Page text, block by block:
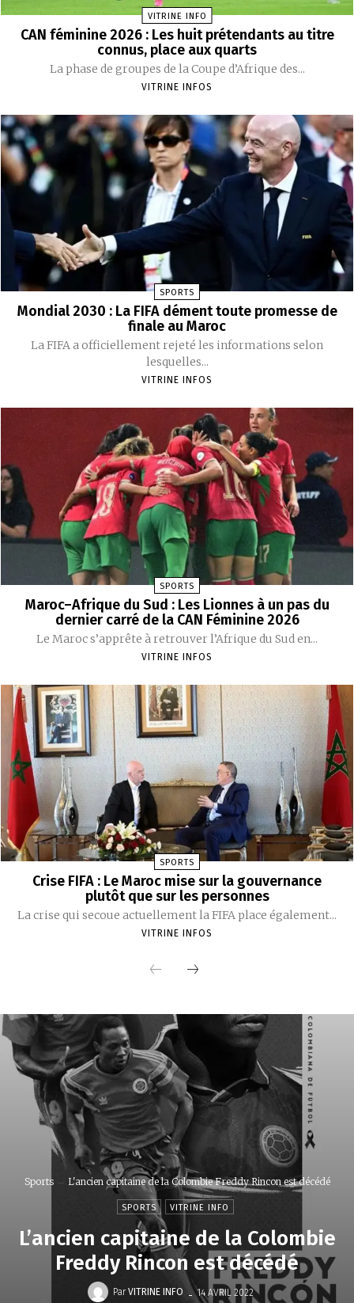
VITRINE INFO
CAN féminine 2026 : Les huit prétendants au titre
connus, place aux quarts
La phase de groupes de la Coupe d’Afrique des...
VITRINE INFOS
SPORTS
Mondial 2030 : La FIFA dément toute promesse de
finale au Maroc
La FIFA a officiellement rejeté les informations selon
lesquelles...
VITRINE INFOS
SPORTS
Maroc–Afrique du Sud : Les Lionnes à un pas du
dernier carré de la CAN Féminine 2026
Le Maroc s’apprête à retrouver l’Afrique du Sud en...
VITRINE INFOS
SPORTS
Crise FIFA : Le Maroc mise sur la gouvernance
plutôt que sur les personnes
La crise qui secoue actuellement la FIFA place également...
VITRINE INFOS